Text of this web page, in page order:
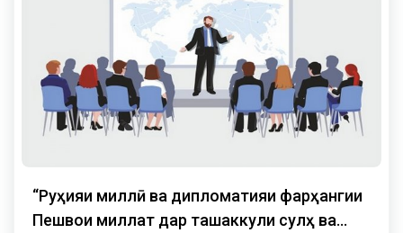
“Руҳияи миллӣ ва дипломатияи фарҳангии
Пешвои миллат дар ташаккули сулҳ ва